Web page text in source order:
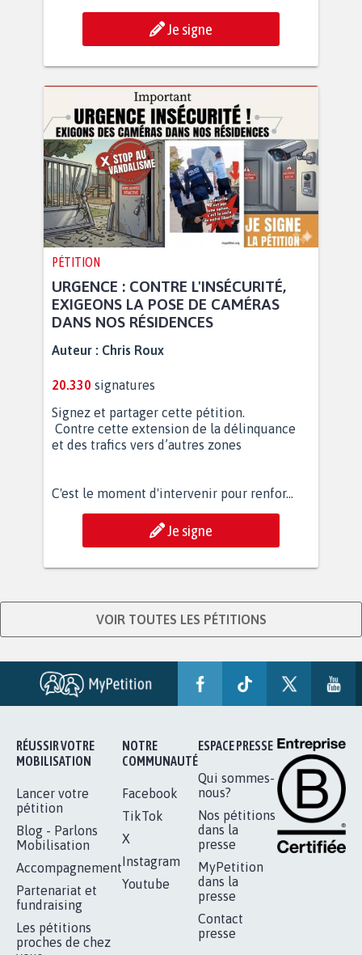
Je signe
PÉTITION
URGENCE : CONTRE L'INSÉCURITÉ,
EXIGEONS LA POSE DE CAMÉRAS
DANS NOS RÉSIDENCES
Auteur : Chris Roux
20.330 signatures
Signez et partager cette pétition.
Contre cette extension de la délinquance
et des trafics vers d’autres zones
C'est le moment d'intervenir pour renfor...
Je signe
VOIR TOUTES LES PÉTITIONS
RÉUSSIR VOTRE
MOBILISATION
Lancer votre
pétition
Blog - Parlons
Mobilisation
Accompagnement
Partenariat et
fundraising
Les pétitions
proches de chez
NOTRE
COMMUNAUTÉ
Facebook
TikTok
X
Instagram
Youtube
ESPACE PRESSE
Qui sommes-
nous?
Nos pétitions
dans la
presse
MyPetition
dans la
presse
Contact
presse